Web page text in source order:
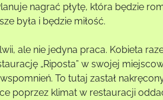
nagrać płytę, która będzie
była i będzie miłość.
ale nie jedyna praca. Kobieta
„Riposta” w swojej
To tutaj zastał
poprzez klimat w restauracji